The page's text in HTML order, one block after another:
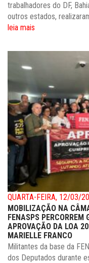
trabalhadores do DF,
outros estados,
leia mais
QUARTA-FEIRA, 12/03/
MOBILIZAÇÃO NA
FENASPS
APROVAÇÃO DA LOA
MARIELLE FRANCO
Militantes da base da
dos Deputados durante